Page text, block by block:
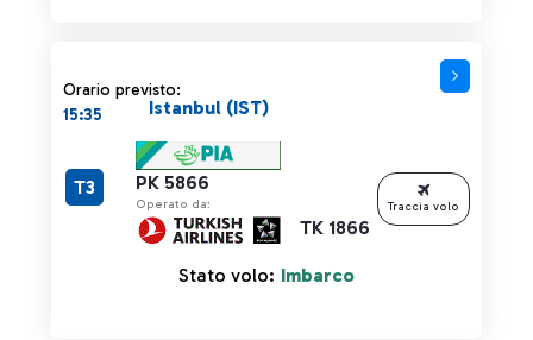
Orario previsto:
15:35
PK 5866
Operato da:
TK 1866
Istanbul (IST)
T3
Stato volo: Imbarco
Traccia volo